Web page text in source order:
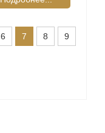
6 7 8
9